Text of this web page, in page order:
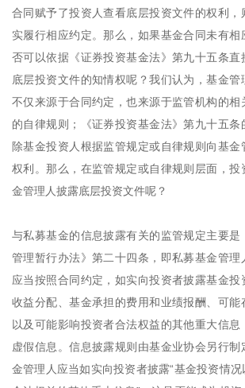
合同赋予了投资人查看底层投资文件的权利，
实履行相应约定。那么，如果基金合同未有相
否可以依据《证券投资基金法》第九十五条直
底层投资文件的知情权呢？我们认为，基金管
不仅来源于合同约定，也来源于监管机构的相
的自律规则；《证券投资基金法》第九十五
除基金投资人根据监管规定或自律规则向基金
权利。那么，在监管规定或自律规则层面，投
金管理人披露底层投资文件呢？
与私募基金的信息披露有关的监管规定主要是
管理暂行办法》第二十四条，即私募基金管理
应当按照合同约定，如实向投资者披露基金投
收益分配、基金承担的费用和业绩报酬、可能
以及可能影响投资者合法权益的其他重大信
虚假信息。信息披露规则由基金业协会另行
金管理人应当如实向投资者披露“基金投资情